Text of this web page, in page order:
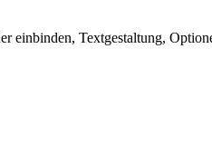
einbinden, Textgestaltung,